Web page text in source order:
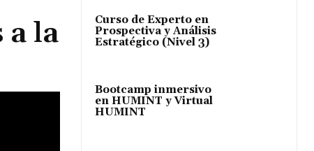
a la
Curso de Experto en
Prospectiva y Análisis
Estratégico (Nivel 3)
Bootcamp inmersivo
en HUMINT y Virtual
HUMINT